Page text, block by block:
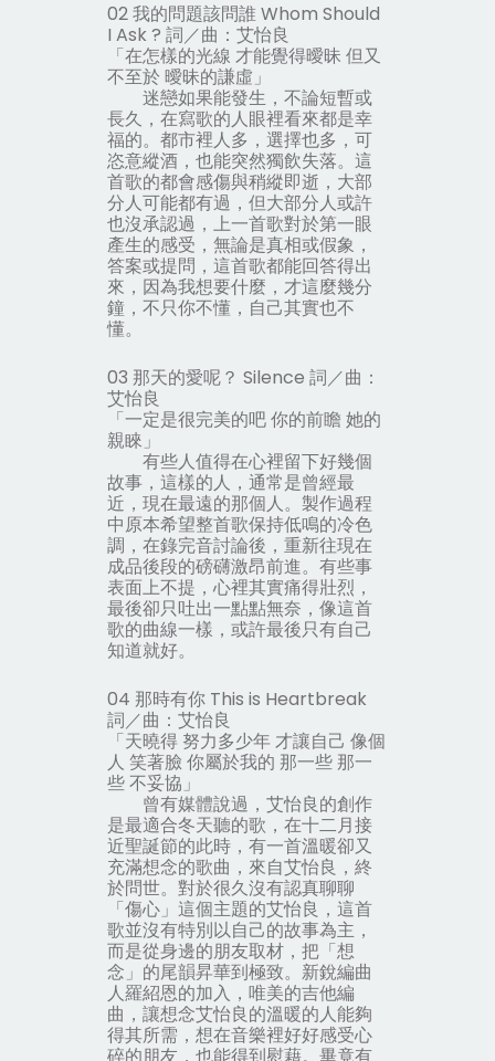
02 我的問題該問誰 Whom Should
I Ask ? 詞／曲：艾怡良
「在怎樣的光線 才能覺得曖昧 但又
不至於 曖昧的謙虛」
迷戀如果能發生，不論短暫或
長久，在寫歌的人眼裡看來都是幸
福的。都市裡人多，選擇也多，可
恣意縱酒，也能突然獨飲失落。這
首歌的都會感傷與稍縱即逝，大部
分人可能都有過，但大部分人或許
也沒承認過，上一首歌對於第一眼
產生的感受，無論是真相或假象，
答案或提問，這首歌都能回答得出
來，因為我想要什麼，才這麼幾分
鐘，不只你不懂，自己其實也不
懂。
03 那天的愛呢？ Silence 詞／曲：
艾怡良
「一定是很完美的吧 你的前瞻 她的
親睞」
有些人值得在心裡留下好幾個
故事，這樣的人，通常是曾經最
近，現在最遠的那個人。製作過程
中原本希望整首歌保持低鳴的冷色
調，在錄完音討論後，重新往現在
成品後段的磅礴激昂前進。有些事
表面上不提，心裡其實痛得壯烈，
最後卻只吐出一點點無奈，像這首
歌的曲線一樣，或許最後只有自己
知道就好。
04 那時有你 This is Heartbreak
詞／曲：艾怡良
「天曉得 努力多少年 才讓自己 像個
人 笑著臉 你屬於我的 那一些 那一
些 不妥協」
曾有媒體說過，艾怡良的創作
是最適合冬天聽的歌，在十二月接
近聖誕節的此時，有一首溫暖卻又
充滿想念的歌曲，來自艾怡良，終
於問世。對於很久沒有認真聊聊
「傷心」這個主題的艾怡良，這首
歌並沒有特別以自己的故事為主，
而是從身邊的朋友取材，把「想
念」的尾韻昇華到極致。新銳編曲
人羅紹恩的加入，唯美的吉他編
曲，讓想念艾怡良的溫暖的人能夠
得其所需，想在音樂裡好好感受心